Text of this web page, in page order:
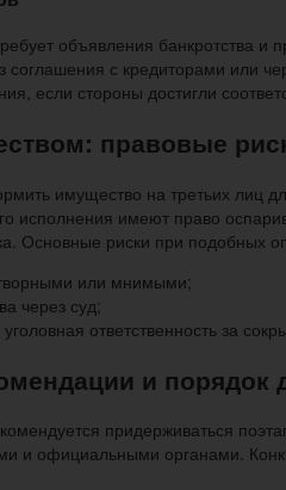
объявления банкротства
соглашения с кредиторами или
если стороны достигли
правовые
имущество на третьих лиц
исполнения имеют право
Основные риски при подобных
или мнимыми;
через суд;
ответственность за
и порядок
придерживаться
и официальными органами.